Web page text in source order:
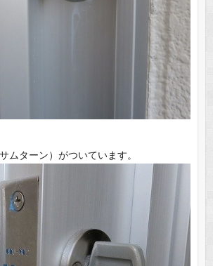
ムターン）がついています。